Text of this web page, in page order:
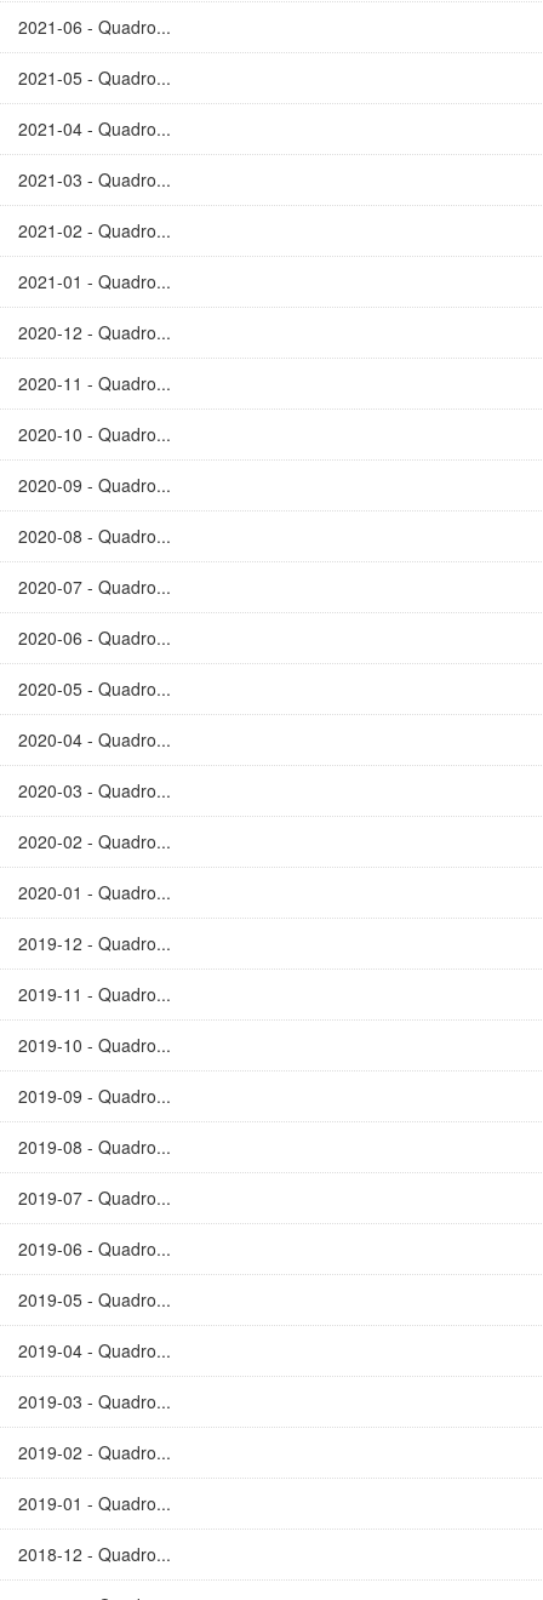
2021-06 - Quadro...
2021-05 - Quadro...
2021-04 - Quadro...
2021-03 - Quadro...
2021-02 - Quadro...
2021-01 - Quadro...
2020-12 - Quadro...
2020-11 - Quadro...
2020-10 - Quadro...
2020-09 - Quadro...
2020-08 - Quadro...
2020-07 - Quadro...
2020-06 - Quadro...
2020-05 - Quadro...
2020-04 - Quadro...
2020-03 - Quadro...
2020-02 - Quadro...
2020-01 - Quadro...
2019-12 - Quadro...
2019-11 - Quadro...
2019-10 - Quadro...
2019-09 - Quadro...
2019-08 - Quadro...
2019-07 - Quadro...
2019-06 - Quadro...
2019-05 - Quadro...
2019-04 - Quadro...
2019-03 - Quadro...
2019-02 - Quadro...
2019-01 - Quadro...
2018-12 - Quadro...